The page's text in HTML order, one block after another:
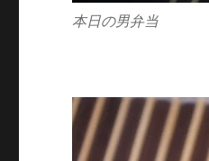
本日の男弁当